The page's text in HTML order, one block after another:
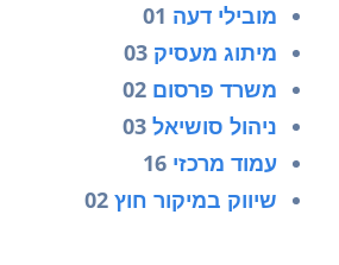
מובילי דעה 01
מיתוג מעסיק 03
משרד פרסום 02
ניהול סושיאל 03
עמוד מרכזי 16
שיווק במיקור חוץ 02